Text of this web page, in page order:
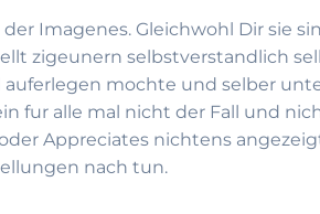
Imagenes. Gleichwohl Dir sie
zigeunern selbstverstandlich
auferlegen mochte und selber
fur alle mal nicht der Fall und
Appreciates nichtens
nach tun.